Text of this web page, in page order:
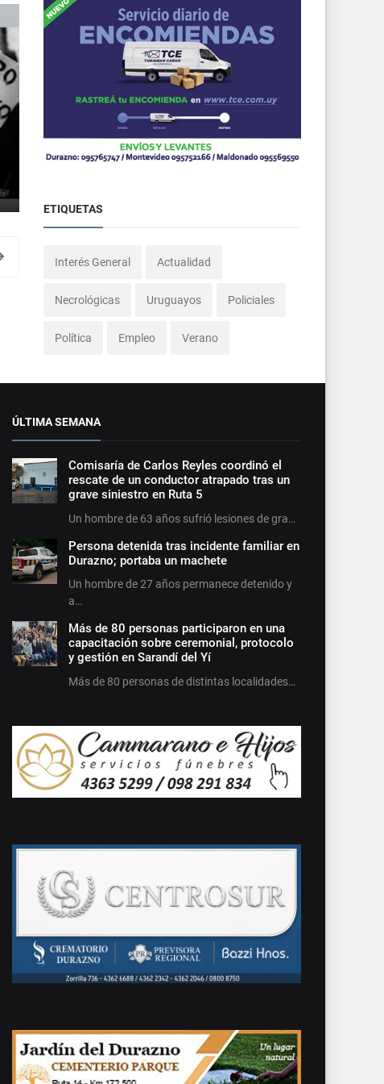
ETIQUETAS
Interés General Actualidad
Necrológicas Uruguayos Policiales
Política Empleo Verano
ÚLTIMA SEMANA
Comisaría de Carlos Reyles coordinó el
rescate de un conductor atrapado tras un
grave siniestro en Ruta 5
Un hombre de 63 años sufrió lesiones de gra…
Persona detenida tras incidente familiar en
Durazno; portaba un machete
Un hombre de 27 años permanece detenido y
a…
Más de 80 personas participaron en una
capacitación sobre ceremonial, protocolo
y gestión en Sarandí del Yí
Más de 80 personas de distintas localidades…